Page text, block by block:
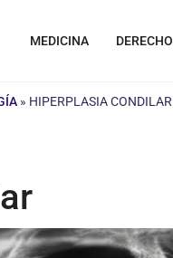
MEDICINA DERECHO
» HIPERPLASIA CONDILAR